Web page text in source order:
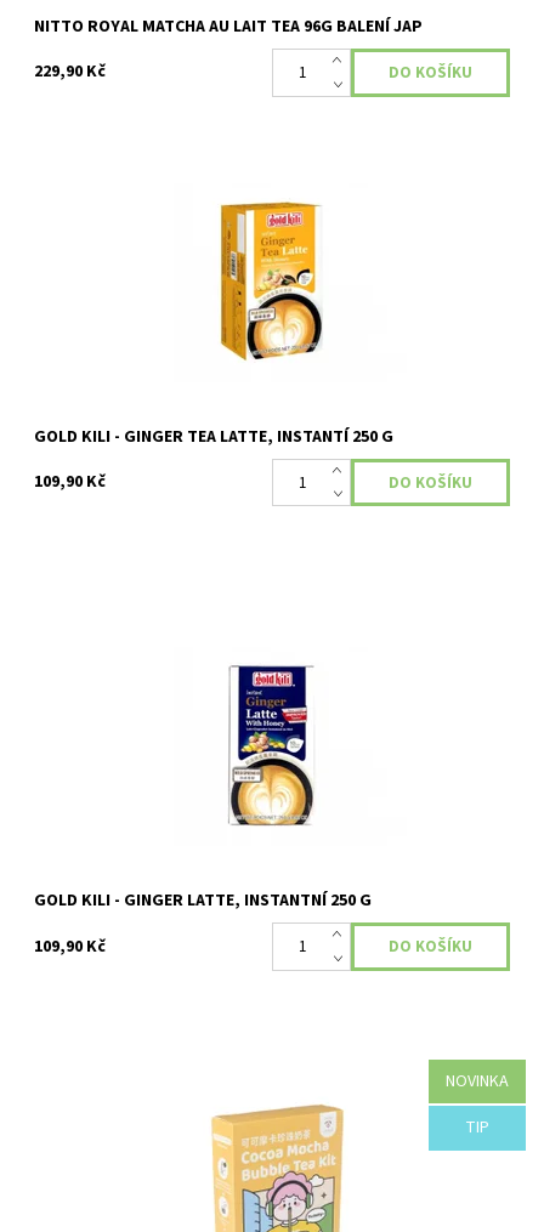
NITTO ROYAL MATCHA AU LAIT TEA 96G BALENÍ JAP
229,90 Kč
zázvorem, matcha a medem (10 x 25 g)
Momentálně nedostupné
GOLD KILI - GINGER TEA LATTE, INSTANTÍ 250 G
109,90 Kč
zázvorem a medem (10 x 25 g)
Momentálně nedostupné
GOLD KILI - GINGER LATTE, INSTANTNÍ 250 G
109,90 Kč
NOVINKA
TIP
Země původu: Čína Příchuť: COCOA MOCHA